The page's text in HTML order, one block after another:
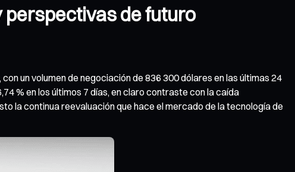
perspectivas de futuro
un volumen de negociación de 836 300 dólares en las últimas 24
% en los últimos 7 días, en claro contraste con la caída
la continua reevaluación que hace el mercado de la tecnología de